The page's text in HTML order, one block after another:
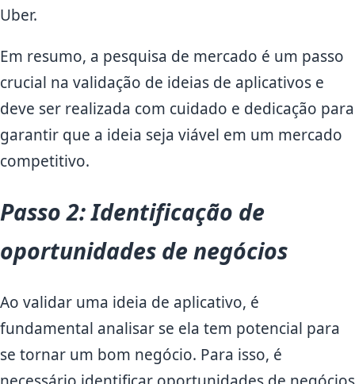
Uber.
Em resumo, a pesquisa de mercado é um passo
crucial na validação de ideias de aplicativos e
deve ser realizada com cuidado e dedicação para
garantir que a ideia seja viável em um mercado
competitivo.
Passo 2: Identificação de
oportunidades de negócios
Ao validar uma ideia de aplicativo, é
fundamental analisar se ela tem potencial para
se tornar um bom negócio. Para isso, é